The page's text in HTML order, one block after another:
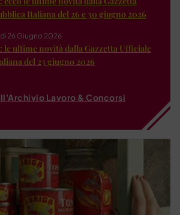
Italiana del 26 e 30 giugno 2026
26 Giugno 2026
le ultime novità dalla Gazzetta Ufficiale
del 23 giugno 2026
Lavoro & Concorsi